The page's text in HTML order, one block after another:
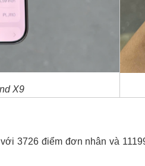
X9
3726 điểm đơn nhân và